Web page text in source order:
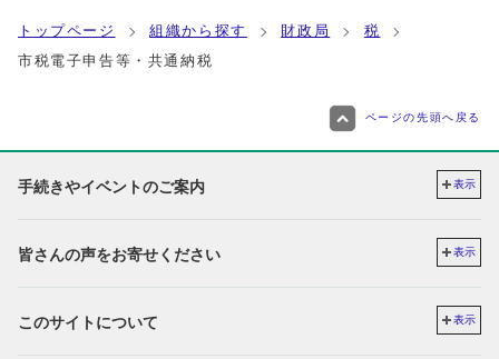
トップページ 組織から探す 財政局
税
市税電子申告等・共通納税
ページの先頭へ戻る
手続きやイベントのご案内 表示
皆さんの声をお寄せください 表示
このサイトについて 表示